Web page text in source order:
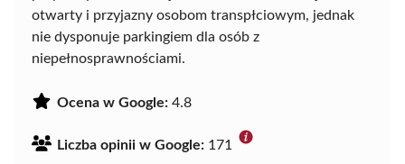
otwarty i przyjazny osobom transpłciowym, jednak
nie dysponuje parkingiem dla osób z
niepełnosprawnościami.
Ocena w Google: 4.8
Liczba opinii w Google: 171